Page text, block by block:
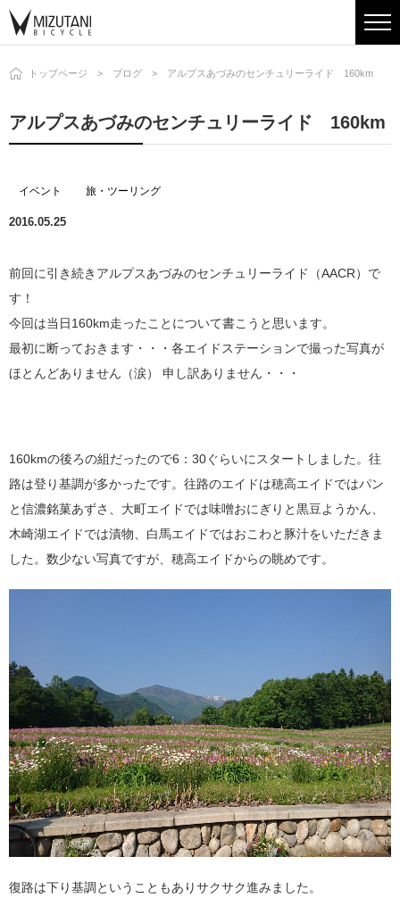
トップページ ブログ アルプスあづみのセンチュリーライド 160km
アルプスあづみのセンチュリーライド 160km
イベント 旅・ツーリング
2016.05.25
前回に引き続きアルプスあづみのセンチュリーライド（AACR）で
す！
今回は当日160km走ったことについて書こうと思います。
最初に断っておきます・・・各エイドステーションで撮った写真が
ほとんどありません（涙） 申し訳ありません・・・
160kmの後ろの組だったので6：30ぐらいにスタートしました。往
路は登り基調が多かったです。往路のエイドは穂高エイドではパン
と信濃銘菓あずさ、大町エイドでは味噌おにぎりと黒豆ようかん、
木崎湖エイドでは漬物、白馬エイドではおこわと豚汁をいただきま
した。数少ない写真ですが、穂高エイドからの眺めです。
復路は下り基調ということもありサクサク進みました。